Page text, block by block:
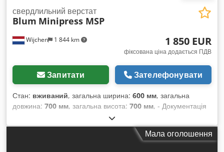
Wijchen 1 844 km
свердлильний верстат
Blum Minipress MSP
1 850 EUR
фіксована ціна додається ПДВ
Запитати Зателефонувати
Стан: вживаний, загальна ширина: 600 мм, загальна
довжина: 700 мм, загальна висота: 700 мм, - Документація
доступна: Ні - CE-сертифікат наявний: Ні - Потужність
головного двигуна [кВт]: 0,75 - Свердло у комплекті: Так -
Ключ для інструменту у комплекті: Так - Напруга [В]: 400 -
Мала оголошення